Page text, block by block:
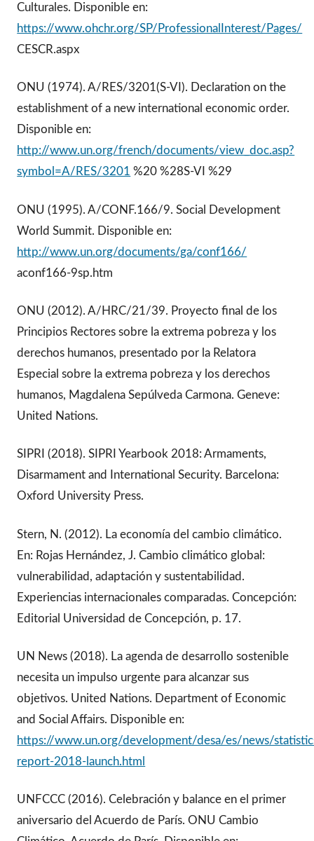
Culturales. Disponible en:
https://www.ohchr.org/SP/ProfessionalInterest/Pages/
CESCR.aspx
ONU (1974). A/RES/3201(S-VI). Declaration on the
establishment of a new international economic order.
Disponible en:
http://www.un.org/french/documents/view_doc.asp?
symbol=A/RES/3201 %20 %28S-VI %29
ONU (1995). A/CONF.166/9. Social Development
World Summit. Disponible en:
http://www.un.org/documents/ga/conf166/
aconf166-9sp.htm
ONU (2012). A/HRC/21/39. Proyecto final de los
Principios Rectores sobre la extrema pobreza y los
derechos humanos, presentado por la Relatora
Especial sobre la extrema pobreza y los derechos
humanos, Magdalena Sepúlveda Carmona. Geneve:
United Nations.
SIPRI (2018). SIPRI Yearbook 2018: Armaments,
Disarmament and International Security. Barcelona:
Oxford University Press.
Stern, N. (2012). La economía del cambio climático.
En: Rojas Hernández, J. Cambio climático global:
vulnerabilidad, adaptación y sustentabilidad.
Experiencias internacionales comparadas. Concepción:
Editorial Universidad de Concepción, p. 17.
UN News (2018). La agenda de desarrollo sostenible
necesita un impulso urgente para alcanzar sus
objetivos. United Nations. Department of Economic
and Social Affairs. Disponible en:
https://www.un.org/development/desa/es/news/
report-2018-launch.html
UNFCCC (2016). Celebración y balance en el primer
aniversario del Acuerdo de París. ONU Cambio